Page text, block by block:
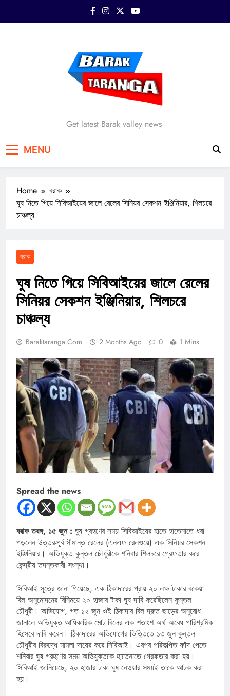
Barak Taranga
Get latest Barak valley news
MENU
Home
বরাক
ঘুষ নিতে গিয়ে সিবিআইয়ের জালে রেলের সিনিয়র সেকশন ইঞ্জিনিয়ার, শিলচরে
চাঞ্চল্য
বরাক
ঘুষ নিতে গিয়ে সিবিআইয়ের জালে রেলের
সিনিয়র সেকশন ইঞ্জিনিয়ার, শিলচরে
চাঞ্চল্য
Baraktaranga.com 2 Months Ago 0 1 Mins
Spread the news
বরাক তরঙ্গ, ১৫ জুন : ঘুষ গ্রহণের সময় সিবিআইয়ের হাতে হাতেনাতে ধরা
পড়লেন উত্তর-পূর্ব সীমান্ত রেলের (এনএফ রেলওয়ে) এক সিনিয়র সেকশন
ইঞ্জিনিয়ার। অভিযুক্ত কুন্তল চৌধুরীকে শনিবার শিলচরে গ্রেফতার করে
কেন্দ্রীয় তদন্তকারী সংস্থা।
সিবিআই সূত্রে জানা গিয়েছে, এক ঠিকাদারের প্রায় ২০ লক্ষ টাকার বকেয়া
বিল অনুমোদনের বিনিময়ে ২০ হাজার টাকা ঘুষ দাবি করেছিলেন কুন্তল
চৌধুরী। অভিযোগ, গত ১২ জুন ওই ঠিকাদার বিল দ্রুত ছাড়ের অনুরোধ
জানালে অভিযুক্ত আধিকারিক মোট বিলের এক শতাংশ অর্থ অবৈধ পারিশ্রমিক
হিসেবে দাবি করেন। ঠিকাদারের অভিযোগের ভিত্তিতে ১৩ জুন কুন্তল
চৌধুরীর বিরুদ্ধে মামলা দায়ের করে সিবিআই। এরপর পরিকল্পিত ফাঁদ পেতে
শনিবার ঘুষ গ্রহণের সময় অভিযুক্তকে হাতেনাতে গ্রেফতার করা হয়।
সিবিআই জানিয়েছে, ২০ হাজার টাকা ঘুষ নেওয়ার সময়ই তাকে আটক করা
হয়।